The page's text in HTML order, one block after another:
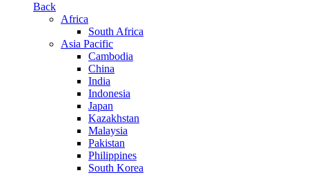
Back
Africa
South Africa
Asia Pacific
Cambodia
China
India
Indonesia
Japan
Kazakhstan
Malaysia
Pakistan
Philippines
South Korea